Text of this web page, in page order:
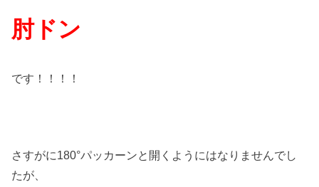
肘ドン
です！！！！
さすがに180°パッカーンと開くようにはなりませんでし
たが、